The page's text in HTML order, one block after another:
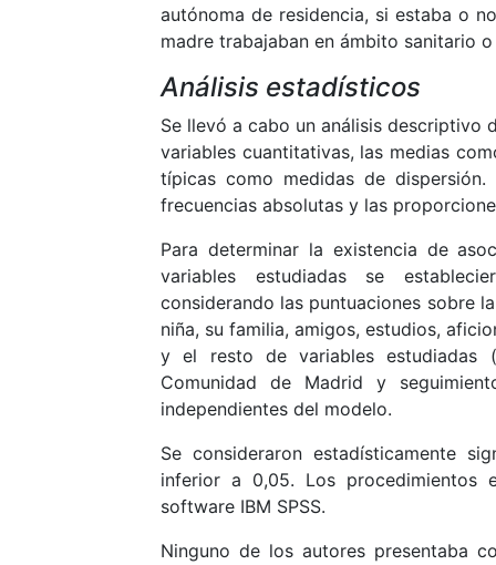
autónoma de residencia, si estaba o
madre trabajaban en ámbito sanitario
Análisis estadísticos
Se llevó a cabo un análisis descriptivo
variables cuantitativas, las medias
típicas como medidas de
frecuencias absolutas y las
Para determinar la existencia de
variables estudiadas se
considerando las puntuaciones sobre
niña, su familia, amigos, estudios,
y el resto de variables estudiadas
Comunidad de Madrid y
independientes del modelo.
Se consideraron estadísticamente
inferior a 0,05. Los procedimientos
software IBM SPSS.
Ninguno de los autores presentaba